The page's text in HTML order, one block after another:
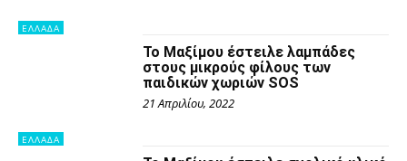
ΕΛΛΑΔΑ
ΕΛΛΑΔΑ
Το Μαξίμου έστειλε λαμπάδες
στους μικρούς φίλους των
παιδικών χωριών SOS
21 Απριλίου, 2022